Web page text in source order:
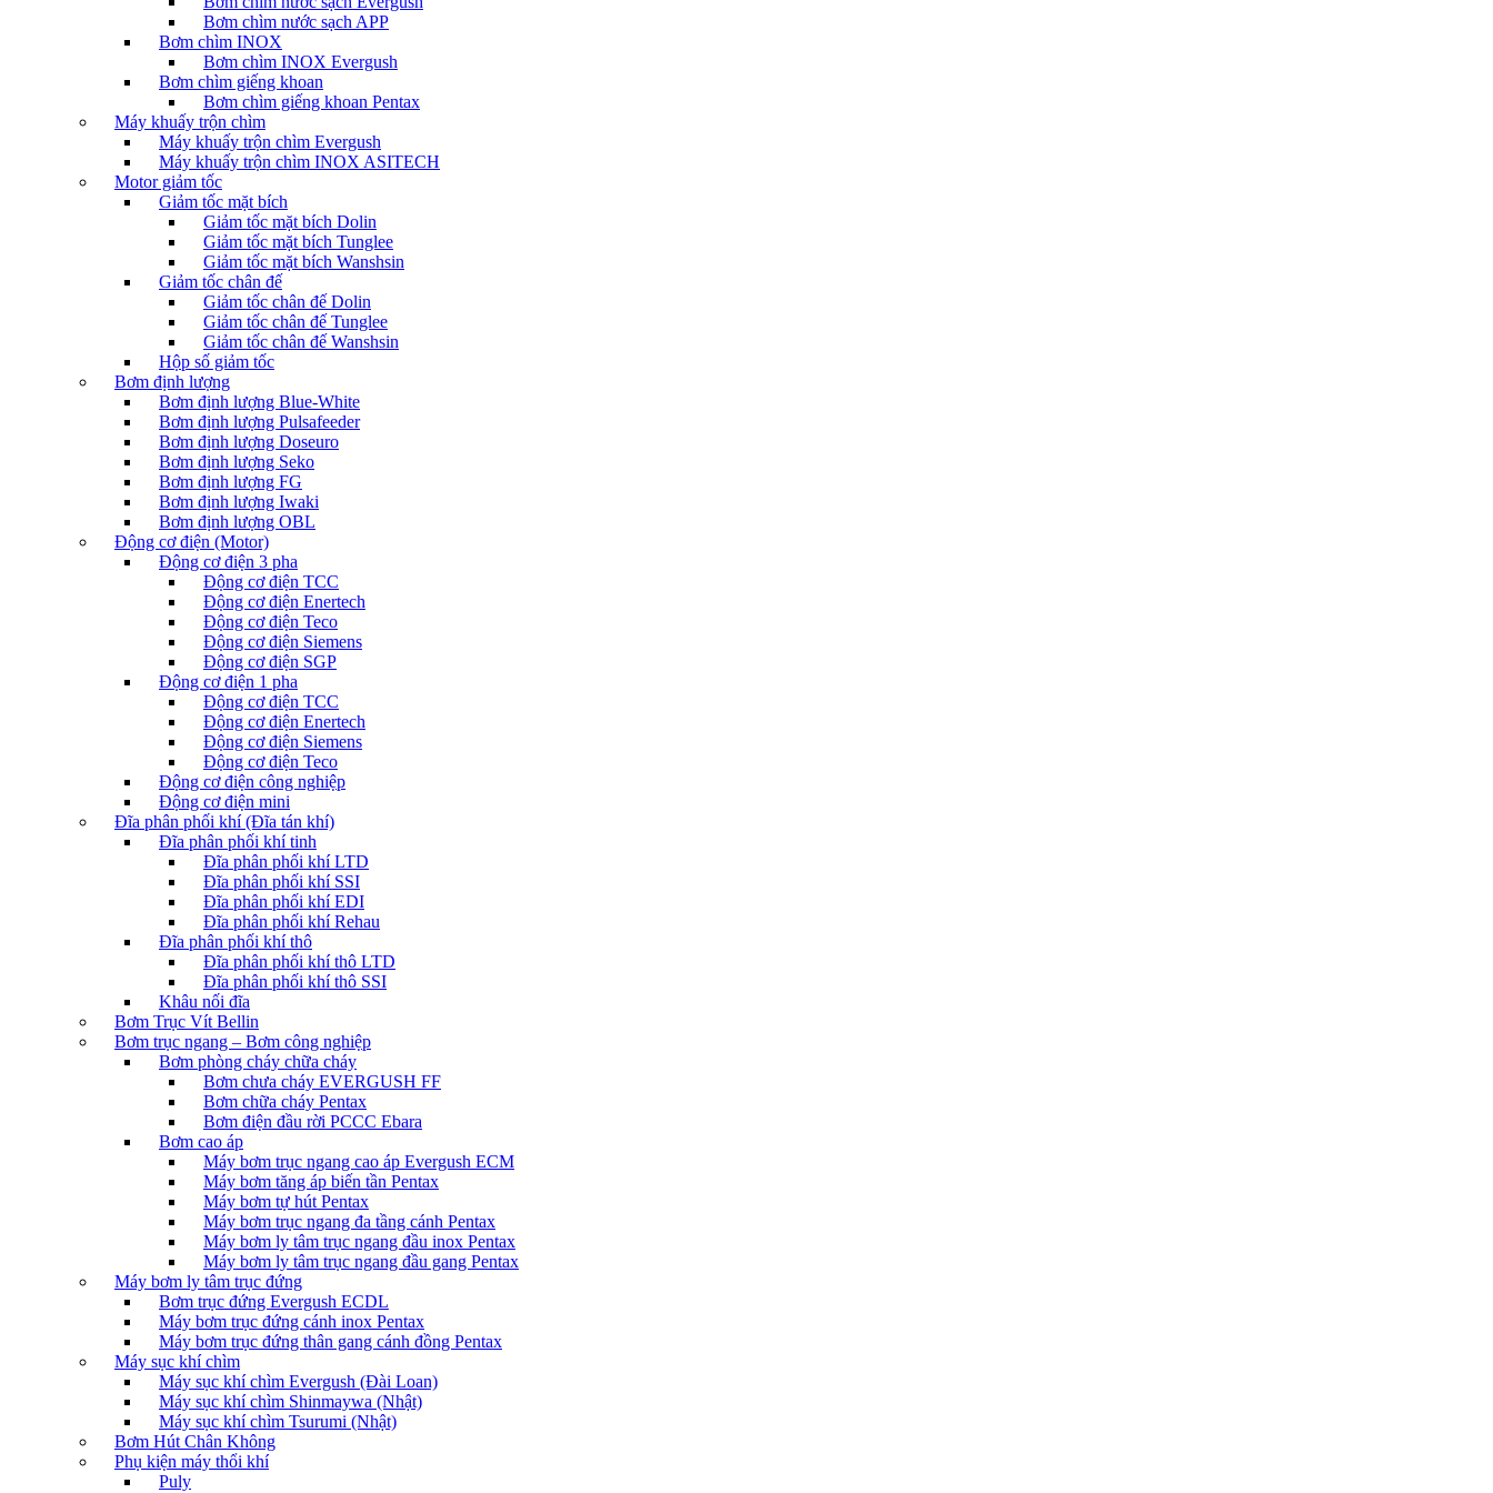
Bơm chìm nước sạch APP
Bơm chìm INOX
Bơm chìm INOX Evergush
Bơm chìm giếng khoan
Bơm chìm giếng khoan Pentax
Máy khuấy trộn chìm
Máy khuấy trộn chìm Evergush
Máy khuấy trộn chìm INOX ASITECH
Motor giảm tốc
Giảm tốc mặt bích
Giảm tốc mặt bích Dolin
Giảm tốc mặt bích Tunglee
Giảm tốc mặt bích Wanshsin
Giảm tốc chân đế
Giảm tốc chân đế Dolin
Giảm tốc chân đế Tunglee
Giảm tốc chân đế Wanshsin
Hộp số giảm tốc
Bơm định lượng
Bơm định lượng Blue-White
Bơm định lượng Pulsafeeder
Bơm định lượng Doseuro
Bơm định lượng Seko
Bơm định lượng FG
Bơm định lượng Iwaki
Bơm định lượng OBL
Động cơ điện (Motor)
Động cơ điện 3 pha
Động cơ điện TCC
Động cơ điện Enertech
Động cơ điện Teco
Động cơ điện Siemens
Động cơ điện SGP
Động cơ điện 1 pha
Động cơ điện TCC
Động cơ điện Enertech
Động cơ điện Siemens
Động cơ điện Teco
Động cơ điện công nghiệp
Động cơ điện mini
Đĩa phân phối khí (Đĩa tán khí)
Đĩa phân phối khí tinh
Đĩa phân phối khí LTD
Đĩa phân phối khí SSI
Đĩa phân phối khí EDI
Đĩa phân phối khí Rehau
Đĩa phân phối khí thô
Đĩa phân phối khí thô LTD
Đĩa phân phối khí thô SSI
Khâu nối đĩa
Bơm Trục Vít Bellin
Bơm trục ngang – Bơm công nghiệp
Bơm phòng cháy chữa cháy
Bơm chưa cháy EVERGUSH FF
Bơm chữa cháy Pentax
Bơm điện đầu rời PCCC Ebara
Bơm cao áp
Máy bơm trục ngang cao áp Evergush ECM
Máy bơm tăng áp biến tần Pentax
Máy bơm tự hút Pentax
Máy bơm trục ngang đa tầng cánh Pentax
Máy bơm ly tâm trục ngang đầu inox Pentax
Máy bơm ly tâm trục ngang đầu gang Pentax
Máy bơm ly tâm trục đứng
Bơm trục đứng Evergush ECDL
Máy bơm trục đứng cánh inox Pentax
Máy bơm trục đứng thân gang cánh đồng Pentax
Máy sục khí chìm
Máy sục khí chìm Evergush (Đài Loan)
Máy sục khí chìm Shinmaywa (Nhật)
Máy sục khí chìm Tsurumi (Nhật)
Bơm Hút Chân Không
Phụ kiện máy thổi khí
Puly